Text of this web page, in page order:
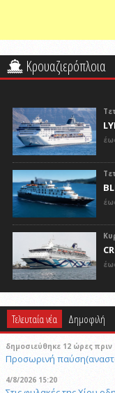
Κρουαζιερόπλοια
Τελευταία νέα Δημοφιλή
δημοσιεύθηκε 12 ώρες πριν
Προσωρινή
4/8/2026 15:20